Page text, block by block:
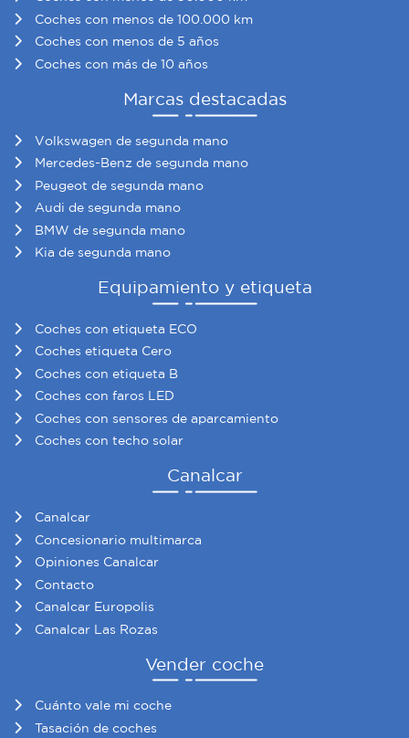
Coches con menos de 100.000 km
Coches con menos de 5 años
Coches con más de 10 años
Marcas destacadas
Volkswagen de segunda mano
Mercedes-Benz de segunda mano
Peugeot de segunda mano
Audi de segunda mano
BMW de segunda mano
Kia de segunda mano
Equipamiento y etiqueta
Coches con etiqueta ECO
Coches etiqueta Cero
Coches con etiqueta B
Coches con faros LED
Coches con sensores de aparcamiento
Coches con techo solar
Canalcar
Canalcar
Concesionario multimarca
Opiniones Canalcar
Contacto
Canalcar Europolis
Canalcar Las Rozas
Vender coche
Cuánto vale mi coche
Tasación de coches